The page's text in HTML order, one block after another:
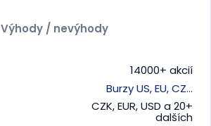
Výhody / nevýhody
14000+ akcií
Burzy US, EU, CZ…
CZK, EUR, USD a 20+
dalších